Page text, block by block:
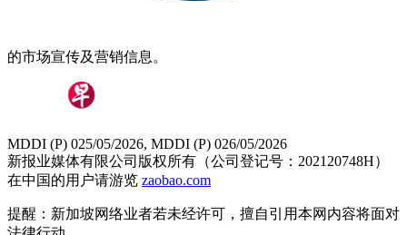
的市场宣传及营销信息。
MDDI (P) 025/05/2026, MDDI (P) 026/05/2026
新报业媒体有限公司版权所有（公司登记号：202120748H）
在中国的用户请游览 zaobao.com
提醒：新加坡网络业者若未经许可，擅自引用本网内容将面对